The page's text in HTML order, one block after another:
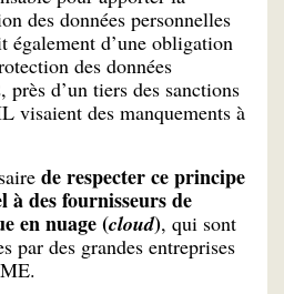
des données personnelles
également d’une obligation
des données
près d’un tiers des sanctions
visaient des manquements à
de respecter ce principe
à des fournisseurs de
en nuage (cloud), qui sont
par des grandes entreprises